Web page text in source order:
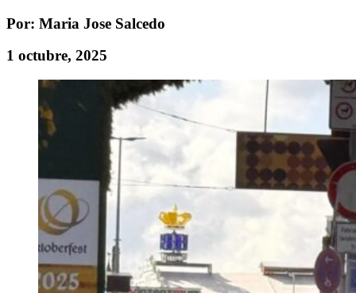
Por: Maria Jose Salcedo
1 octubre, 2025